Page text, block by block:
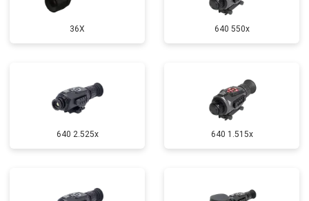
36X 640 550x
640 2.525x 640 1.515x